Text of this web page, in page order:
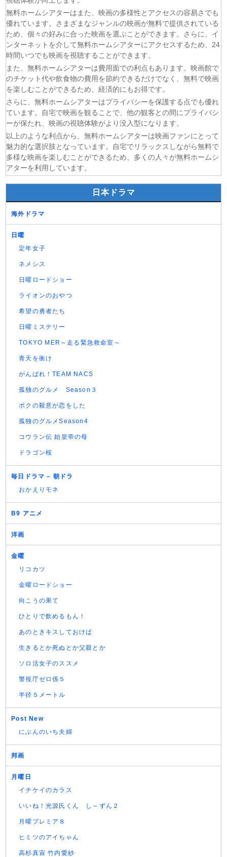
(09/08)正反対な君と僕 第2期 第6話
(09/08)レッツゴー怪奇組 第6話
(09/08)名探偵プリキュア！ 第28話
(09/08)仮面ライダーゼッツ 第47話
(09/08)
無料ホームシアターはまた、映画の多様性とアクセスの容易さでも
優れています。さまざまなジャンルの映画が無料で提供されている
ため、個々の好みに合った映画を選ぶことができます。さらに、イ
ンターネットを介して無料ホームシアターにアクセスするため、24
時間いつでも映画を視聴することができます。
また、無料ホームシアターは費用面での利点もあります。映画館で
のチケット代や飲食物の費用を節約できるだけでなく、無料で映画
を楽しむことができるため、経済的にもお得です。
さらに、無料ホームシアターはプライバシーを保護する点でも優れ
ています。自宅で映画を観ることで、他の観客との間にプライバシ
ーが保たれ、映画の視聴体験がより没入型になります。
以上のような利点から、無料ホームシアターは映画ファンにとって
魅力的な選択肢となっています。自宅でリラックスしながら無料で
多様な映画を楽しむことができるため、多くの人々が無料ホームシ
アターを利用しています。
日本ドラマ
海外ドラマ
日曜
定年女子
ネメシス
日曜ロードショー
ライオンのおやつ
希望の勇者たち
日曜ミステリー
TOKYO MER～走る緊急救命室～
青天を衝け
がんばれ！TEAM NACS
孤独のグルメ Season３
ボクの殺意が恋をした
孤独のグルメSeason4
コウラン伝 始皇帝の母
ドラゴン桜
毎日ドラマ – 朝ドラ
おかえりモネ
B9 アニメ
洋画
金曜
リコカツ
金曜ロードショー
向こうの果て
ひとりで飲めるもん！
あのときキスしておけば
生きるとか死ぬとか父親とか
ソロ活女子のススメ
警視庁ゼロ係５
半径５メートル
Post New
にぶんのいち夫婦
邦画
月曜日
イチケイのカラス
いいね！光源氏くん し～ずん２
月曜プレミア８
ヒミツのアイちゃん
高杉真宙 竹内愛紗